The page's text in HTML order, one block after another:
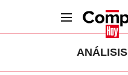
ANÁLISIS